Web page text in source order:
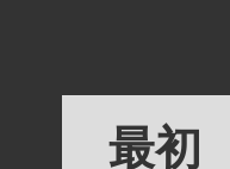
最初